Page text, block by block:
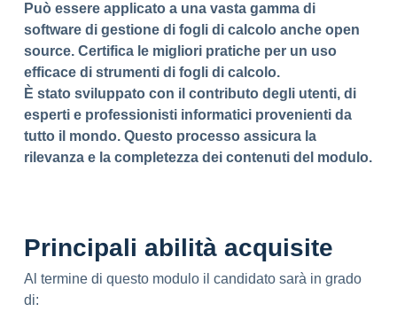
Può essere applicato a una vasta gamma di
software di gestione di fogli di calcolo anche open
source. Certifica le migliori pratiche per un uso
efficace di strumenti di fogli di calcolo.
È stato sviluppato con il contributo degli utenti, di
esperti e professionisti informatici provenienti da
tutto il mondo. Questo processo assicura la
rilevanza e la completezza dei contenuti del modulo.
Principali abilità acquisite
Al termine di questo modulo il candidato sarà in grado
di: